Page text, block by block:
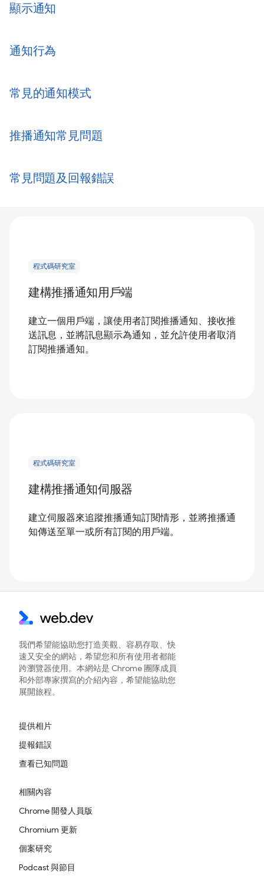
顯示通知
通知行為
常見的通知模式
推播通知常見問題
常見問題及回報錯誤
程式碼研究室
建構推播通知用戶端
建立一個用戶端，讓使用者訂閱推播通知、接收推
送訊息，並將訊息顯示為通知，並允許使用者取消
訂閱推播通知。
程式碼研究室
建構推播通知伺服器
建立伺服器來追蹤推播通知訂閱情形，並將推播通
知傳送至單一或所有訂閱的用戶端。
我們希望能協助您打造美觀、容易存取、快
速又安全的網站，希望您和所有使用者都能
跨瀏覽器使用。本網站是 Chrome 團隊成員
和外部專家撰寫的介紹內容，希望能協助您
展開旅程。
提供相片
提報錯誤
查看已知問題
相關內容
Chrome 開發人員版
Chromium 更新
個案研究
Podcast 與節目